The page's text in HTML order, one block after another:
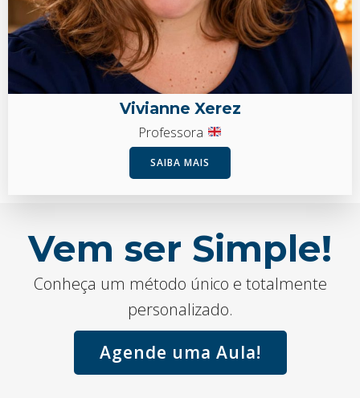
Vivianne Xerez
Professora
SAIBA MAIS
Vem ser Simple!
Conheça um método único e totalmente
personalizado.
Agende uma Aula!